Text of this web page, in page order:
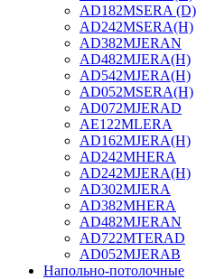
AD182MSERA (D)
AD242MSERA(H)
AD382MJERAN
AD482MJERA(H)
AD542MJERA(H)
AD052MSERA(H)
AD072MJERAD
AE122MLERA
AD162MJERA(H)
AD242MHERA
AD242MJERA(H)
AD302MJERA
AD382MHERA
AD482MJERAN
AD722MTERAD
AD052MJERAB
Напольно-потолочные